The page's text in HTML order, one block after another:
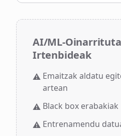
AI/ML-
Irtenbideak
⚠️ Emaitzak aldatu
artean
⚠️ Black box erabakiak
⚠️ Entrenamendu